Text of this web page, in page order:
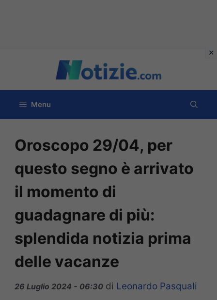
contenuto
Menu
Oroscopo 29/04, per
questo segno è arrivato
il momento di
guadagnare di più:
splendida notizia prima
delle vacanze
26 Luglio 2024 - 06:30 di Leonardo Pasquali